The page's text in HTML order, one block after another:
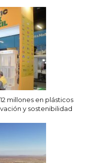
millones en plásticos
y sostenibilidad